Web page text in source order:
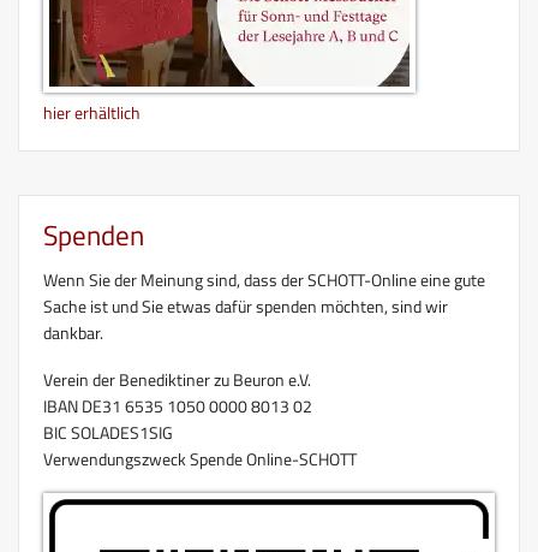
hier erhältlich
Spenden
Wenn Sie der Meinung sind, dass der SCHOTT-Online eine gute
Sache ist und Sie etwas dafür spenden möchten, sind wir
dankbar.
Verein der Benediktiner zu Beuron e.V.
IBAN DE31 6535 1050 0000 8013 02
BIC SOLADES1SIG
Verwendungszweck Spende Online-SCHOTT